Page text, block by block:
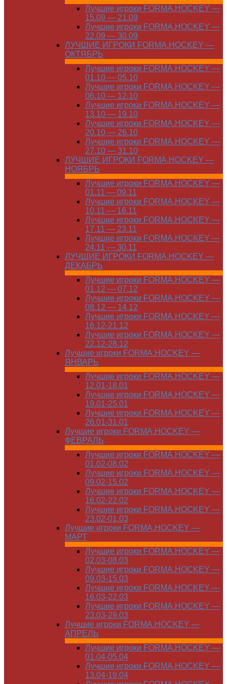
Лучшие игроки FORMA.HOCKEY —
15.09 — 21.09
Лучшие игроки FORMA.HOCKEY —
22.09 — 30.09
ЛУЧШИЕ ИГРОКИ FORMA.HOCKEY —
ОКТЯБРЬ
Лучшие игроки FORMA.HOCKEY —
01.10 — 05.10
Лучшие игроки FORMA.HOCKEY —
06.10 — 12.10
Лучшие игроки FORMA.HOCKEY —
13.10 — 19.10
Лучшие игроки FORMA.HOCKEY —
20.10 — 26.10
Лучшие игроки FORMA.HOCKEY —
27.10 — 31.10
ЛУЧШИЕ ИГРОКИ FORMA.HOCKEY —
НОЯБРЬ
Лучшие игроки FORMA.HOCKEY —
01.11 — 09.11
Лучшие игроки FORMA.HOCKEY —
10.11 — 16.11
Лучшие игроки FORMA.HOCKEY —
17.11 — 23.11
Лучшие игроки FORMA.HOCKEY —
24.11 — 30.11
ЛУЧШИЕ ИГРОКИ FORMA.HOCKEY —
ДЕКАБРЬ
Лучшие игроки FORMA.HOCKEY —
01.12 — 07.12
Лучшие игроки FORMA.HOCKEY —
08.12 — 14.12
Лучшие игроки FORMA.HOCKEY —
16.12-21.12
Лучшие игроки FORMA.HOCKEY —
22.12-28.12
Лучшие игроки FORMA.HOCKEY —
ЯНВАРЬ
Лучшие игроки FORMA.HOCKEY —
12.01-18.01
Лучшие игроки FORMA.HOCKEY —
19.01-25.01
Лучшие игроки FORMA.HOCKEY —
26.01-31.01
Лучшие игроки FORMA.HOCKEY —
ФЕВРАЛЬ
Лучшие игроки FORMA.HOCKEY —
01.02-08.02
Лучшие игроки FORMA.HOCKEY —
09.02-15.02
Лучшие игроки FORMA.HOCKEY —
16.02-22.02
Лучшие игроки FORMA.HOCKEY —
23.02-01.03
Лучшие игроки FORMA.HOCKEY —
МАРТ
Лучшие игроки FORMA.HOCKEY —
02.03-08.03
Лучшие игроки FORMA.HOCKEY —
09.03-15.03
Лучшие игроки FORMA.HOCKEY —
16.03-22.03
Лучшие игроки FORMA.HOCKEY —
23.03-29.03
Лучшие игроки FORMA.HOCKEY —
АПРЕЛЬ
Лучшие игроки FORMA.HOCKEY —
01.04-05.04
Лучшие игроки FORMA.HOCKEY —
13.04-19.04